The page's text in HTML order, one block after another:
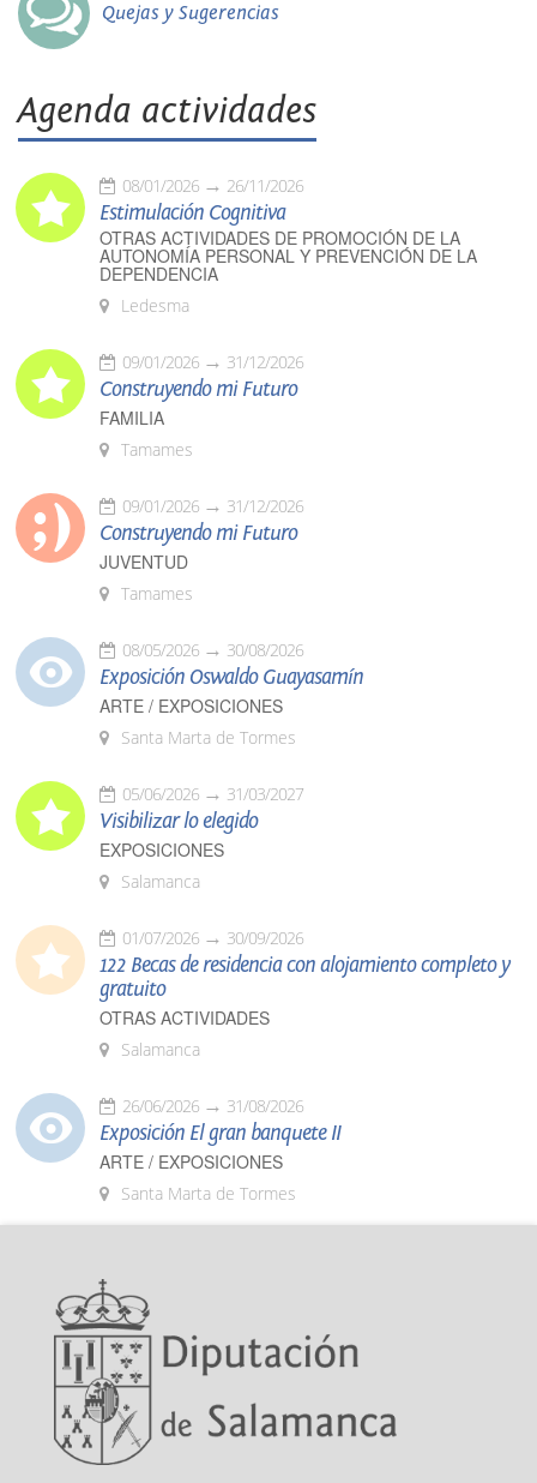
Quejas y Sugerencias
Agenda actividades
08/01/2026 26/11/2026
Estimulación Cognitiva
OTRAS ACTIVIDADES DE PROMOCIÓN DE LA
AUTONOMÍA PERSONAL Y PREVENCIÓN DE LA
DEPENDENCIA
Ledesma
09/01/2026 31/12/2026
Construyendo mi Futuro
FAMILIA
Tamames
09/01/2026 31/12/2026
Construyendo mi Futuro
JUVENTUD
Tamames
08/05/2026 30/08/2026
Exposición Oswaldo Guayasamín
ARTE / EXPOSICIONES
Santa Marta de Tormes
05/06/2026 31/03/2027
Visibilizar lo elegido
EXPOSICIONES
Salamanca
01/07/2026 30/09/2026
122 Becas de residencia con alojamiento completo y
gratuito
OTRAS ACTIVIDADES
Salamanca
26/06/2026 31/08/2026
Exposición El gran banquete II
ARTE / EXPOSICIONES
Santa Marta de Tormes